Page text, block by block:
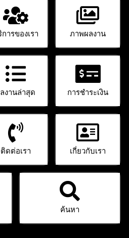
ารของเรา ภาพผลงาน
งานล่าสุด การชำระเงิน
ติดต่อเรา เกี่ยวกับเรา
ค้นหา